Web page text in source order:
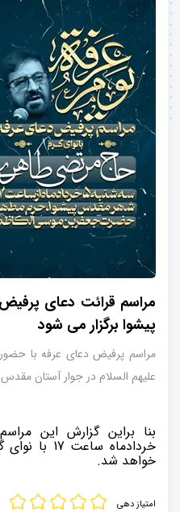
مراسم قرائت دعای
پیشوا برگزار می شود
مراسم پرفیض دعای عرفه با
علیهم السلام در جوار آستان
بنا براین گزارش این
خردادماه
خواهد شد.
امتیاز دهی